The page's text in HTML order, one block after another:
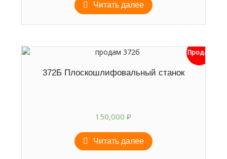
Читать далее
Продан
372Б Плоскошлифовальный станок
150,000₽
Читать далее